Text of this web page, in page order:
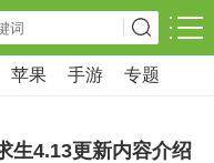
苹果 手游 专题
生4.13更新内容介绍